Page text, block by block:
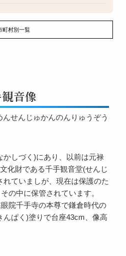
町村別一覧
音像
んせんじゅかんのんりゅうぞう
かしづく)にあり、以前は元禄
化財である千手観音堂(せんじ
れていましが、現在は保護のた
の中に保管されています。
院千手寺の本尊で鎌倉時代の
んぱく)塗りで台座43cm、像高